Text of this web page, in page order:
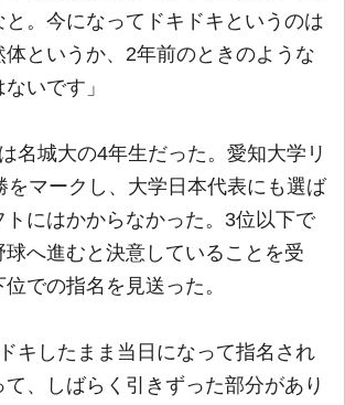
と。今になってドキドキというのは
体というか、2年前のときのような
いです」
名城大の4年生だった。愛知大学リ
をマークし、大学日本代表にも選ば
トにはかからなかった。3位以下で
球へ進むと決意していることを受
での指名を見送った。
キしたまま当日になって指名され
、しばらく引きずった部分があり